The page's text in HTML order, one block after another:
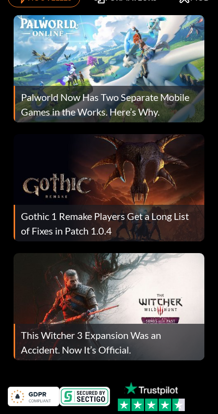
Palworld Now Has Two Separate Mobile
Games in the Works. Here’s Why.
Gothic 1 Remake Players Get a Long List
of Fixes in Patch 1.0.4
This Witcher 3 Expansion Was an
Accident. Now It’s Official.